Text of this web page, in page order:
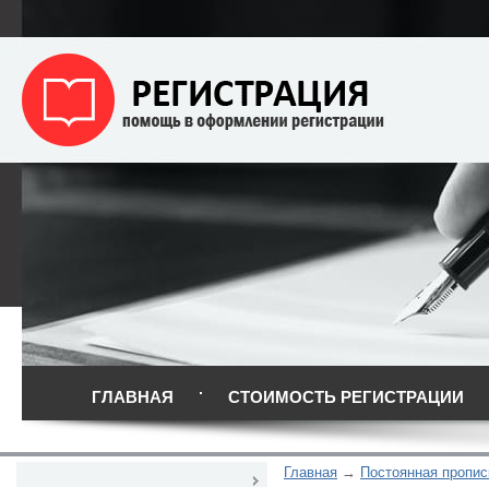
ГЛАВНАЯ СТОИМОСТЬ РЕГИСТРАЦИИ
Главная Постоянная